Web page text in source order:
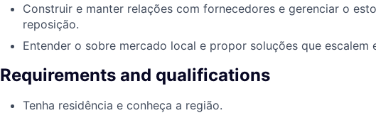
Construir e manter relações com fornecedores e gerenciar o
reposição.
Entender o sobre mercado local e propor soluções que escalem
Requirements and qualifications
Tenha residência e conheça a região.